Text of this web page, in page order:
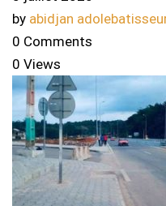
by abidjan
0 Comments
0 Views